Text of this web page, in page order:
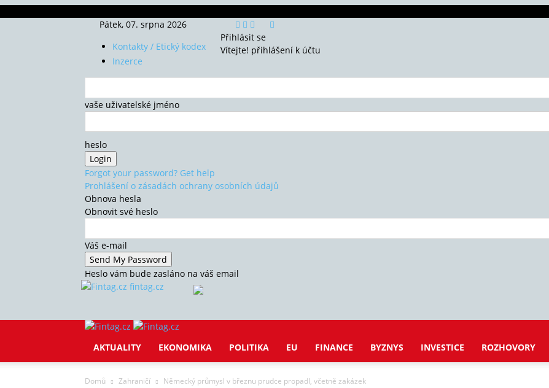
Pátek, 07. srpna 2026
Kontakty / Etický kodex
Inzerce
Přihlásit se
Vítejte! přihlášení k účtu
vaše uživatelské jméno
heslo
Forgot your password? Get help
Prohlášení o zásadách ochrany osobních údajů
Obnova hesla
Obnovit své heslo
Váš e-mail
Heslo vám bude zasláno na váš email
fintag.cz
AKTUALITY EKONOMIKA POLITIKA EU FINANCE BYZNYS INVESTICE ROZHOVORY
Domů Zahraničí Německý průmysl v březnu prudce propadl, včetně zakázek